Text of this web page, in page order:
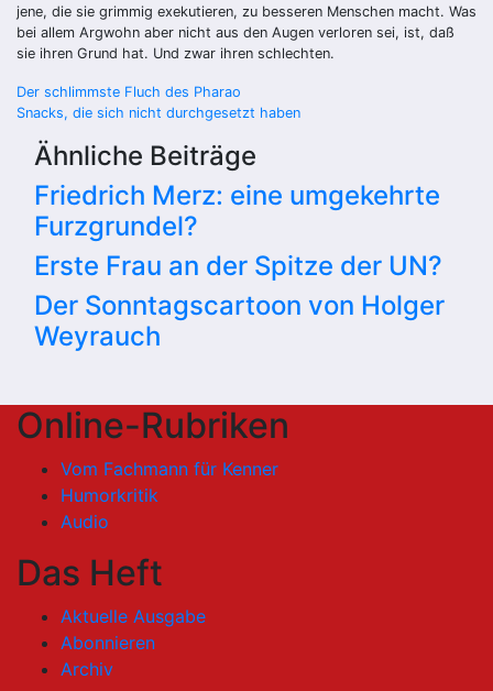
jene, die sie grimmig exekutieren, zu besseren Menschen macht. Was
bei allem Argwohn aber nicht aus den Augen verloren sei, ist, daß
sie ihren Grund hat. Und zwar ihren schlechten.
Beitragsnavigation
Der schlimmste Fluch des Pharao
Snacks, die sich nicht durchgesetzt haben
Ähnliche Beiträge
Friedrich Merz: eine umgekehrte
Furzgrundel?
Erste Frau an der Spitze der UN?
Der Sonntagscartoon von Holger
Weyrauch
Online-Rubriken
Vom Fachmann für Kenner
Humorkritik
Audio
Das Heft
Aktuelle Ausgabe
Abonnieren
Archiv